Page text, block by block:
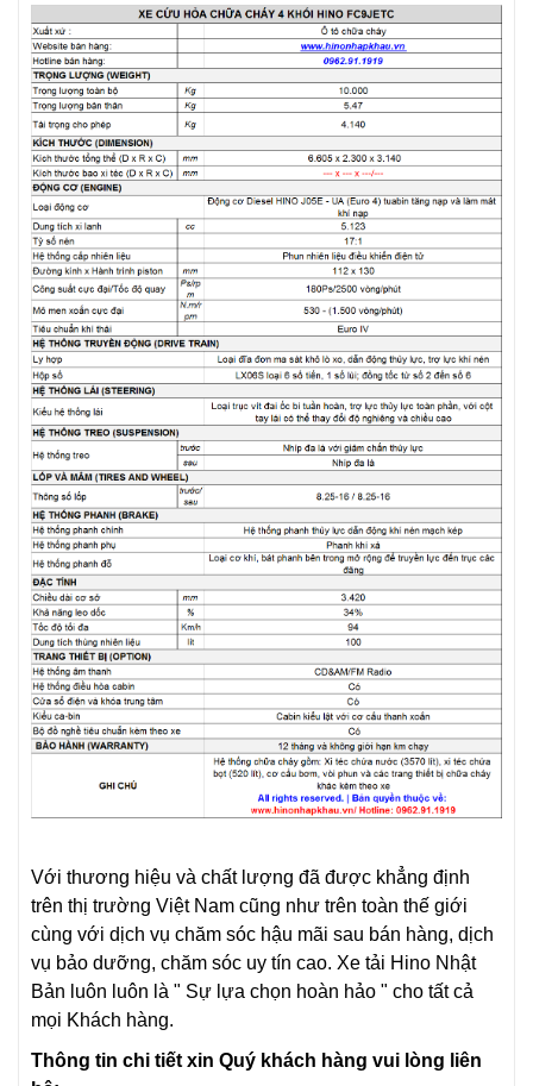
Với thương hiệu và chất lượng đã được khẳng định
trên thị trường Việt Nam cũng như trên toàn thế giới
cùng với dịch vụ chăm sóc hậu mãi sau bán hàng, dịch
vụ bảo dưỡng, chăm sóc uy tín cao. Xe tải Hino Nhật
Bản luôn luôn là " Sự lựa chọn hoàn hảo " cho tất cả
mọi Khách hàng.
Thông tin chi tiết xin Quý khách hàng vui lòng liên